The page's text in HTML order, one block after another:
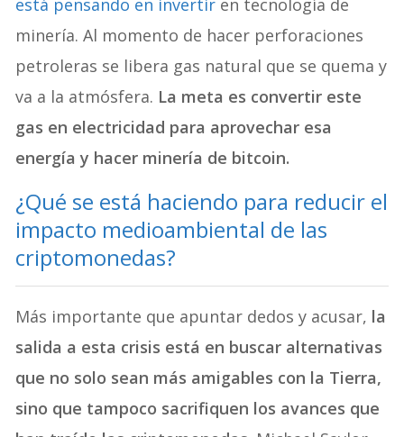
está pensando en invertir en tecnología de
minería. Al momento de hacer perforaciones
petroleras se libera gas natural que se quema y
va a la atmósfera. La meta es convertir este
gas en electricidad para aprovechar esa
energía y hacer minería de bitcoin.
¿Qué se está haciendo para reducir el
impacto medioambiental de las
criptomonedas?
Más importante que apuntar dedos y acusar, la
salida a esta crisis está en buscar alternativas
que no solo sean más amigables con la Tierra,
sino que tampoco sacrifiquen los avances que